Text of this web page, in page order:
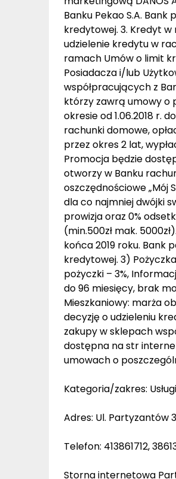
Banku Pekao S.A.
kredytowej. 3. Kredyt
udzielenie kredytu w
ramach Umów o limit
Posiadacza i/lub
współpracujących z
którzy zawrą umowy o
okresie od 1.06.2018 r.
rachunki domowe,
przez okres 2 lat,
Promocja będzie
otworzy w Banku
oszczędnościowe „Mój
dla co najmniej dwójki
prowizja oraz 0%
(min.500zł mak.
końca 2019 roku. Bank
kredytowej. 3)
pożyczki – 3%,
do 96 miesięcy, brak
Mieszkaniowy: marża
decyzję o udzieleniu
zakupy w sklepach
dostępna na str
umowach o
Kategoria/zakres:
Adres: Ul. Partyzantów
Telefon: 413861712,
Storna internetowa